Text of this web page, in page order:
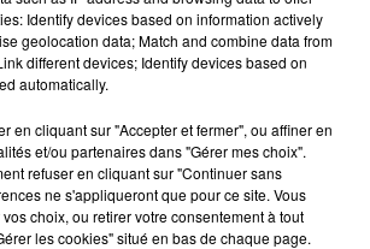
Identify devices based on information actively
geolocation data; Match and combine data from
different devices; Identify devices based on
automatically.
en cliquant sur "Accepter et fermer", ou affiner en
et/ou partenaires dans "Gérer mes choix".
refuser en cliquant sur "Continuer sans
ne s'appliqueront que pour ce site. Vous
choix, ou retirer votre consentement à tout
les cookies" situé en bas de chaque page.